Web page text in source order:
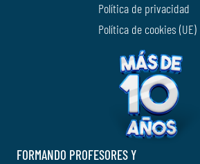
Política de privacidad
Política de cookies (UE)
FORMANDO PROFESORES Y